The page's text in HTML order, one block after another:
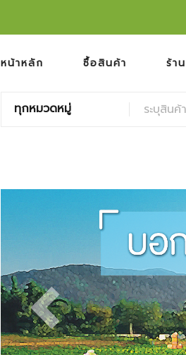
หน้าหลัก ซื้อสินค้า ร้า
ทุกหมวดหมู่
Previous